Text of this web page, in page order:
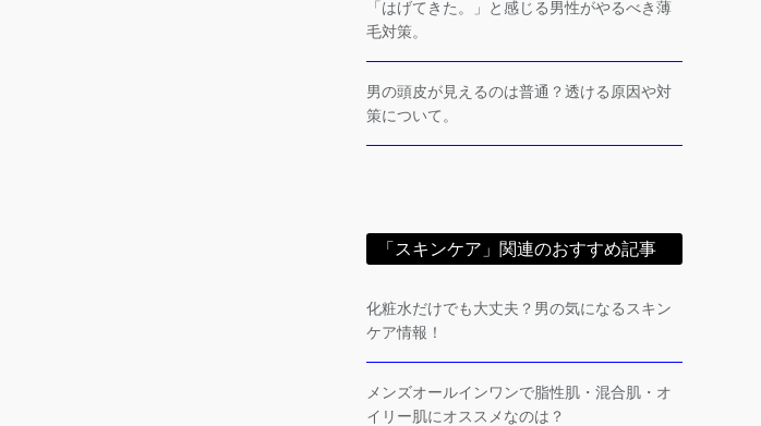
「はげてきた。」と感じる男性がやるべき薄
毛対策。
男の頭皮が見えるのは普通？透ける原因や対
策について。
「スキンケア」関連のおすすめ記事
化粧水だけでも大丈夫？男の気になるスキン
ケア情報！
メンズオールインワンで脂性肌・混合肌・オ
イリー肌にオススメなのは？